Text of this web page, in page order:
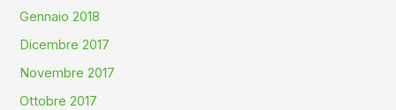
Gennaio 2018
Dicembre 2017
Novembre 2017
Ottobre 2017